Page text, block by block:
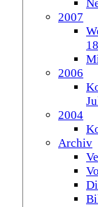
2007
2006
2004
Archiv